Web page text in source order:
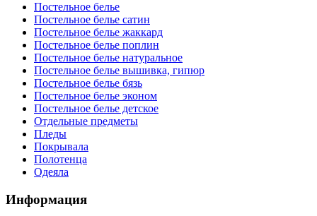
Постельное белье
Постельное белье сатин
Постельное белье жаккард
Постельное белье поплин
Постельное белье натуральное
Постельное белье вышивка, гипюр
Постельное белье бязь
Постельное белье эконом
Постельное белье детское
Отдельные предметы
Пледы
Покрывала
Полотенца
Одеяла
Информация